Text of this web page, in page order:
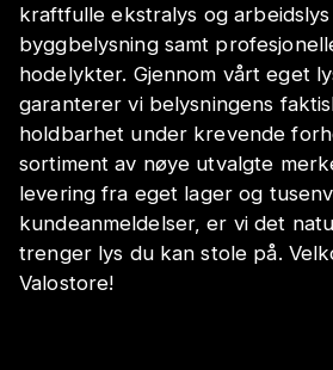
kraftfulle ekstralys og
byggbelysning samt
hodelykter. Gjennom vårt eget
garanterer vi belysningens
holdbarhet under krevende
sortiment av nøye utvalgte
levering fra eget lager og
kundeanmeldelser, er vi det
trenger lys du kan stole på.
Valostore!